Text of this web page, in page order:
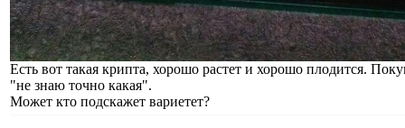
Есть вот такая крипта, хорошо растет и хорошо плодится.
"не знаю точно какая".
Может кто подскажет вариетет?